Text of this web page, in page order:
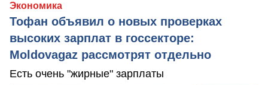
Экономика
Тофан объявил о новых проверках
высоких зарплат в госсекторе:
Moldovagaz рассмотрят отдельно
Есть очень "жирные" зарплаты